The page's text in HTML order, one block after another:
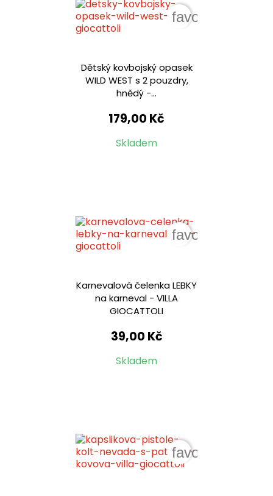
Dětský kovbojský opasek
WILD WEST s 2 pouzdry,
hnědý -...
179,00 Kč
Skladem
favorite_border
Karnevalová čelenka LEBKY
na karneval - VILLA
GIOCATTOLI
39,00 Kč
Skladem
favorite_border
favorite_border